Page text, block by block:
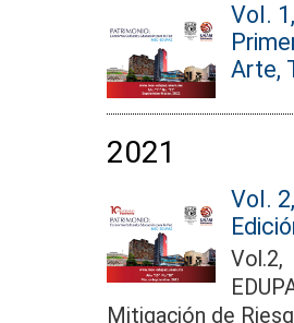
Vol.
Arte,
2021
Vol.
Vol.2,
Mitigación de